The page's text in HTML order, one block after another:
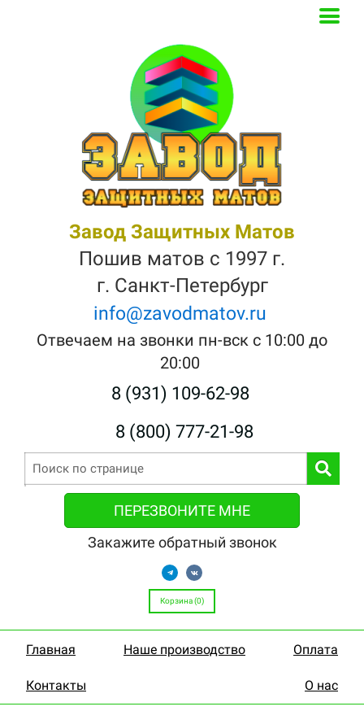
Завод Защитных Матов
Пошив матов с 1997 г.
г. Санкт-Петербург
info@zavodmatov.ru
Отвечаем на звонки пн-вск с 10:00 до
20:00
8 (931) 109-62-98
8 (800) 777-21-98
ПЕРЕЗВОНИТЕ МНЕ
Закажите обратный звонок
Корзина (0)
Главная Наше производство Оплата
Контакты О нас